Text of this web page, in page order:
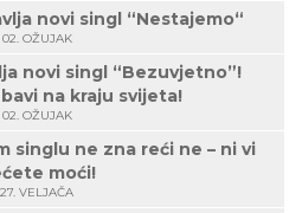
novi singl “Nestajemo“
02. OŽUJAK
novi singl “Bezuvjetno”!
na kraju svijeta!
02. OŽUJAK
singlu ne zna reći ne – ni vi
moći!
27. VELJAČA